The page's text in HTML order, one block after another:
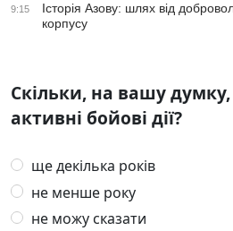
9:15
Історія Азову: шлях від
корпусу
Скільки, на вашу
активні бойові дії?
ще декілька років
не менше року
не можу сказати